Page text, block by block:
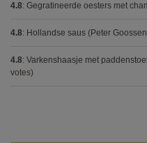
4.8: Gegratineerde oesters met
4.8: Hollandse saus (Peter
4.8: Varkenshaasje met
votes)